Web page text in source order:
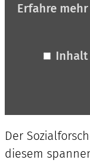
Erfahre
Inhalt
Der
diesem